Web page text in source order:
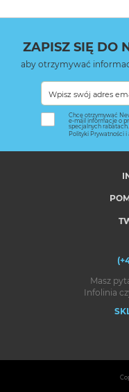
ZAPISZ SIĘ DO
aby otrzymywać
Chcę otrzymywać
e-mail informacje o
specjalnych
Polityki Prywatności
Masz
Infolinia